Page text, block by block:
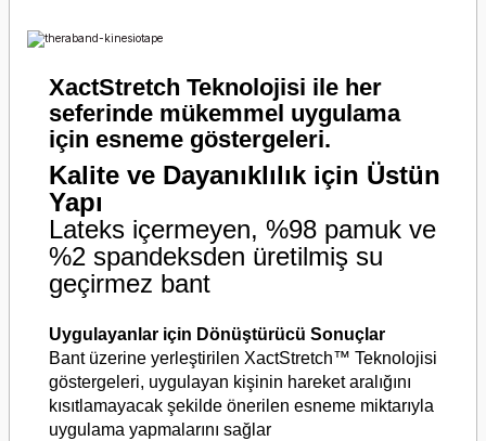
XactStretch Teknolojisi ile her
seferinde mükemmel uygulama
için esneme göstergeleri.
Kalite ve Dayanıklılık için Üstün
Yapı
Lateks içermeyen, %98 pamuk ve
%2 spandeksden üretilmiş su
geçirmez bant
Uygulayanlar için Dönüştürücü Sonuçlar
Bant üzerine yerleştirilen XactStretch™ Teknolojisi
göstergeleri, uygulayan kişinin hareket aralığını
kısıtlamayacak şekilde önerilen esneme miktarıyla
uygulama yapmalarını sağlar